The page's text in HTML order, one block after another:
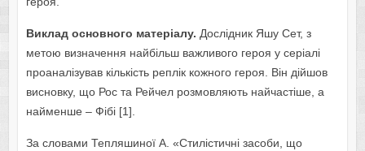
Виклад основного матеріалу. Дослідник Яшу Сет, з
метою визначення найбільш важливого героя у серіалі
проаналізував кількість реплік кожного героя. Він дійшов
висновку, що Рос та Рейчел розмовляють найчастіше, а
найменше – Фібі [1].
За словами Тепляшиної А. «Стилістичні засоби, що